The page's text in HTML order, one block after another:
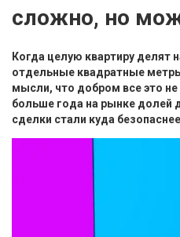
сложно, но
Когда целую квартиру делят
отдельные квадратные
мысли, что добром все это
больше года на рынке долей
сделки стали куда